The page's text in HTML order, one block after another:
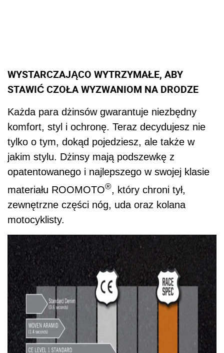
WYSTARCZAJĄCO WYTRZYMAŁE, ABY
STAWIĆ CZOŁA WYZWANIOM NA DRODZE
Każda para dżinsów gwarantuje niezbędny
komfort, styl i ochronę. Teraz decydujesz nie
tylko o tym, dokąd pojedziesz, ale także w
jakim stylu. Dżinsy mają podszewkę z
opatentowanego i najlepszego w swojej klasie
materiału ROOMOTO®, który chroni tył,
zewnętrzne części nóg, uda oraz kolana
motocyklisty.